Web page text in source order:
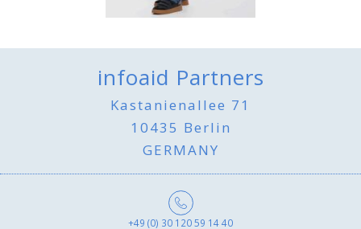
infoaid Partners
Kastanienallee 71
10435 Berlin
GERMANY
+49 (0) 30 120 59 14 40